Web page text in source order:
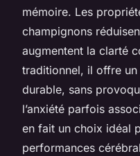
mémoire. Les
champignons
augmentent la clarté
traditionnel, il offre
durable, sans
l’anxiété parfois
en fait un choix idéal
performances